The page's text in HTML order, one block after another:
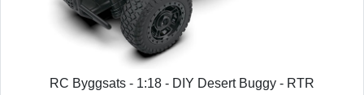
RC Byggsats - 1:18 - DIY Desert Buggy - RTR